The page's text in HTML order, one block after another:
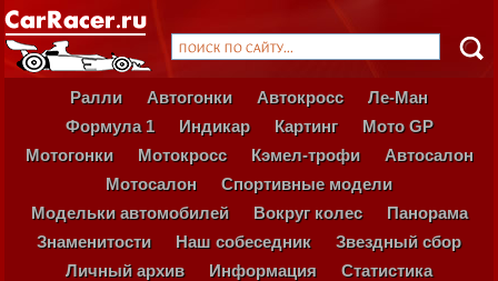
Ралли Автогонки Автокросс
Ле-Ман
Формула 1
Индикар Картинг
Мото GP
Мотогонки
Мотокросс Кэмел-трофи
Автосалон
Мотосалон
Спортивные модели
Модельки автомобилей
Вокруг колес
Панорама
Знаменитости
Наш собеседник
Звездный сбор
Личный архив
Информация Статистика